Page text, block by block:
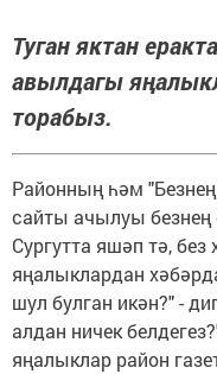
Туган яктан
авылдагы
торабыз.
Районның һәм
сайты ачылуы безнең
Сургутта яшәп тә, без
яңалыклардан
шул булган икән?" -
алдан ничек
яңалыклар район